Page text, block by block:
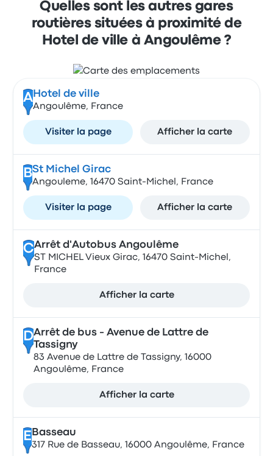
Quelles sont les autres gares
routières situées à proximité de
Hotel de ville à Angoulême ?
A Hotel de ville
Angoulême, France
Visiter la page Afficher la carte
BSt Michel Girac
Angouleme, 16470 Saint-Michel, France
Visiter la page Afficher la carte
CArrêt d'Autobus Angoulême
ST MICHEL Vieux Girac, 16470 Saint-Michel,
France
Afficher la carte
DArrêt de bus - Avenue de Lattre de
Tassigny
83 Avenue de Lattre de Tassigny, 16000
Angoulême, France
Afficher la carte
E Basseau
317 Rue de Basseau, 16000 Angoulême, France